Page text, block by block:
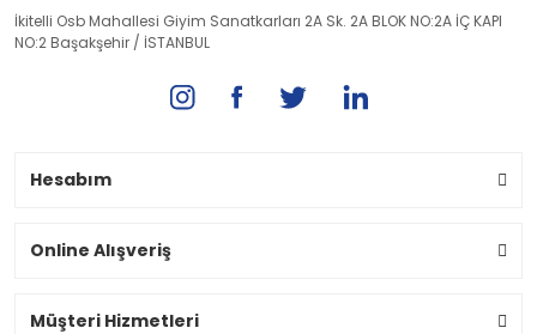
İkitelli Osb Mahallesi Giyim Sanatkarları 2A Sk. 2A BLOK NO:2A İÇ KAPI
NO:2 Başakşehir / İSTANBUL
Hesabım
Online Alışveriş
Müşteri Hizmetleri